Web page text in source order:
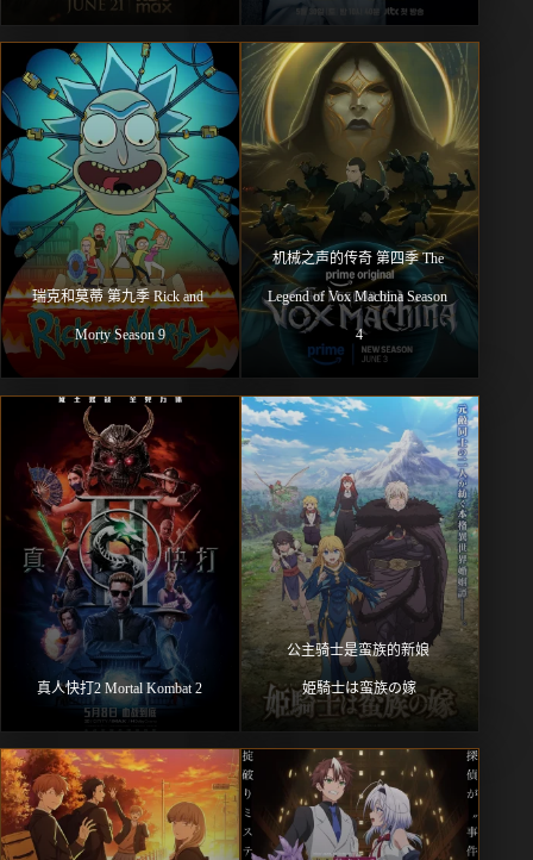
瑞克和莫蒂 第九季 Rick and
Morty Season 9
机械之声的传奇 第四季 The
Legend of Vox Machina Season
4
真人快打2 Mortal Kombat 2
公主骑士是蛮族的新娘
姫騎士は蛮族の嫁